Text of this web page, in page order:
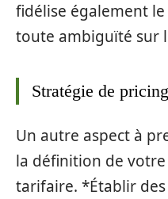
fidélise également
toute ambiguïté sur
Stratégie de pricing
Un autre aspect à
la définition de
tarifaire. *Établir